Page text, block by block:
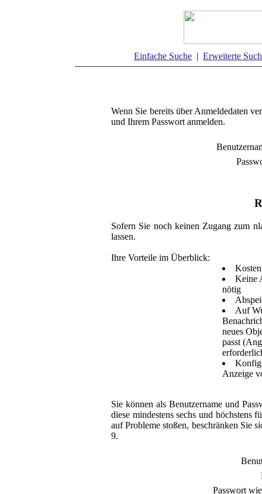
Einfache Suche | Erweiterte
Wenn Sie bereits über Anmeldedaten
und Ihrem Passwort anmelden.
Sofern Sie noch keinen Zugang zum
lassen.
Ihre Vorteile im Überblick:
Keine
nötig
Auf
neues
passt
Anzeige
Sie können als Benutzername und
diese mindestens sechs und
auf Probleme stoßen, beschränken Sie
9.
Passwort